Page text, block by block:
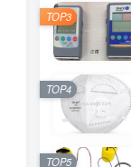
TOP3
TOP4
TOP5